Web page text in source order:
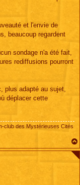
et l'envie de
beaucoup regardent
sondage n'a été fait,
rediffusions pourront
plus adapté au sujet,
déplacer cette
club des Mystérieuses Cités